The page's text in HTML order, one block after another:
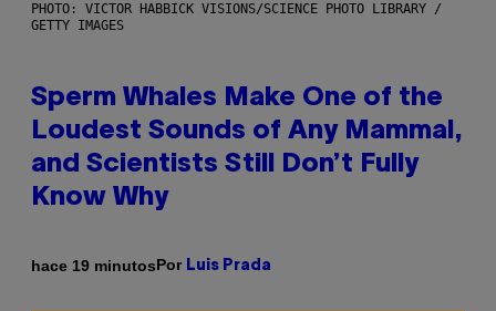
PHOTO: VICTOR HABBICK VISIONS/SCIENCE PHOTO LIBRARY /
GETTY IMAGES
Sperm Whales Make One of the
Loudest Sounds of Any Mammal,
and Scientists Still Don’t Fully
Know Why
hace 19 minutosPor Luis Prada